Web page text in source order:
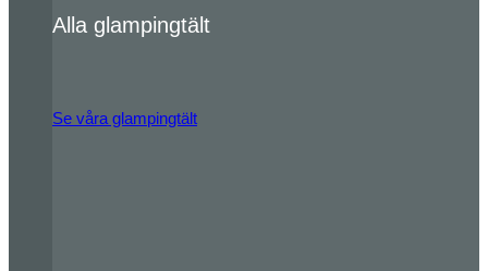
Alla glampingtält
Se våra glampingtält